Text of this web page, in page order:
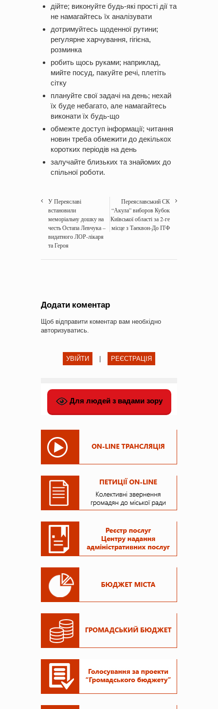
дійте; виконуйте будь-які прості дії та
не намагайтесь їх аналізувати
дотримуйтесь щоденної рутини;
регулярне харчування, гігієна,
розминка
робить щось руками; наприклад,
мийте посуд, пакуйте речі, плетіть
сітку
плануйте свої задачі на день; нехай
їх буде небагато, але намагайтесь
виконати їх будь-що
обмежте доступ інформації; читання
новин треба обмежити до декількох
коротких періодів на день
залучайте близьких та знайомих до
спільної роботи.
У Переяславі
встановили
меморіальну дошку на
честь Остапа Левчука –
видатного ЛОР-лікаря
та Героя
Переяславський СК
“Акула” виборов Кубок
Київської області за 2-ге
місце з Таеквон-До ІТФ
Додати коментар
Щоб відправити коментар вам необхідно
авторизуватись.
УВІЙТИ РЕЄСТРАЦІЯ
Для людей з вадами зору